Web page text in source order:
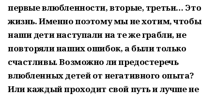
первые влюбленности, вторые, третьи… Это
жизнь. Именно поэтому мы не хотим, чтобы
наши дети наступали на те же грабли, не
повторяли наших ошибок, а были только
счастливы. Возможно ли предостеречь
влюбленных детей от негативного опыта?
Или каждый проходит свой путь и лучше не